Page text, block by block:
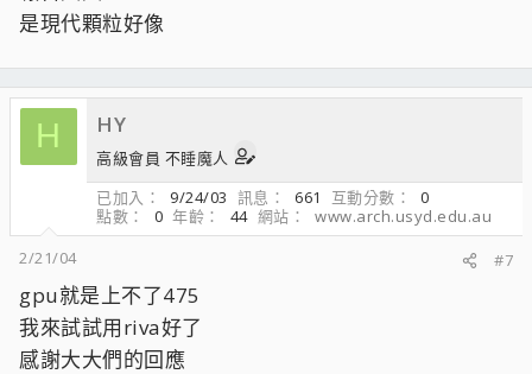
是現代顆粒好像
H HY
高級會員 不睡魔人
已加入
9/24/03 訊息 661 互動分數
0
點數
0 年齡 44 網站
www.arch.usyd.edu.au
2/21/04
#7
gpu就是上不了475
我來試試用riva好了
感謝大大們的回應